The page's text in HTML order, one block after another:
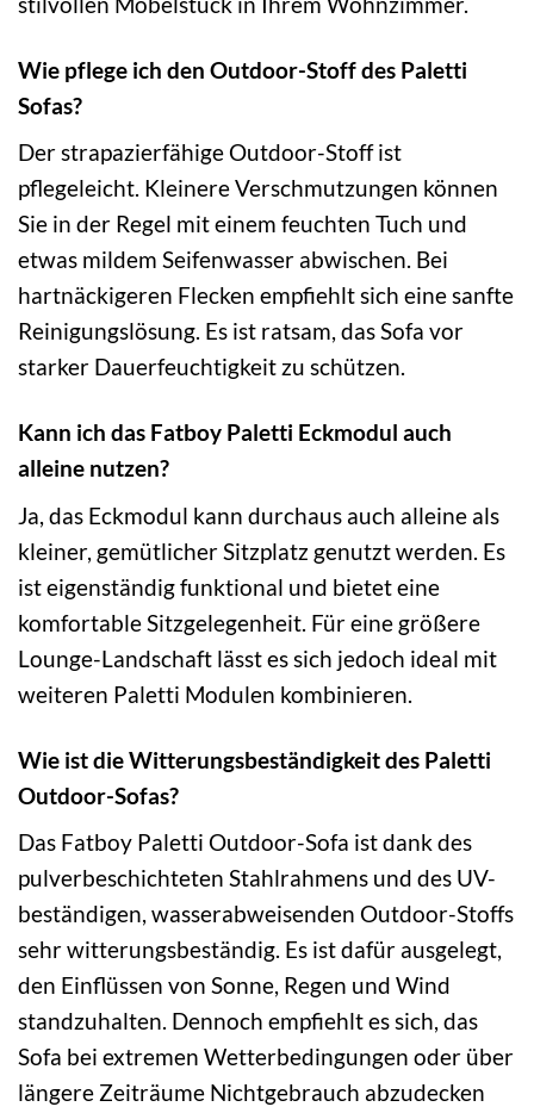
Wie pflege ich den Outdoor-Stoff des Paletti
Sofas?
Der strapazierfähige Outdoor-Stoff ist
pflegeleicht. Kleinere Verschmutzungen können
Sie in der Regel mit einem feuchten Tuch und
etwas mildem Seifenwasser abwischen. Bei
hartnäckigeren Flecken empfiehlt sich eine sanfte
Reinigungslösung. Es ist ratsam, das Sofa vor
starker Dauerfeuchtigkeit zu schützen.
Kann ich das Fatboy Paletti Eckmodul auch
alleine nutzen?
Ja, das Eckmodul kann durchaus auch alleine als
kleiner, gemütlicher Sitzplatz genutzt werden. Es
ist eigenständig funktional und bietet eine
komfortable Sitzgelegenheit. Für eine größere
Lounge-Landschaft lässt es sich jedoch ideal mit
weiteren Paletti Modulen kombinieren.
Wie ist die Witterungsbeständigkeit des Paletti
Outdoor-Sofas?
Das Fatboy Paletti Outdoor-Sofa ist dank des
pulverbeschichteten Stahlrahmens und des UV-
beständigen, wasserabweisenden Outdoor-Stoffs
sehr witterungsbeständig. Es ist dafür ausgelegt,
den Einflüssen von Sonne, Regen und Wind
standzuhalten. Dennoch empfiehlt es sich, das
Sofa bei extremen Wetterbedingungen oder über
längere Zeiträume Nichtgebrauch abzudecken